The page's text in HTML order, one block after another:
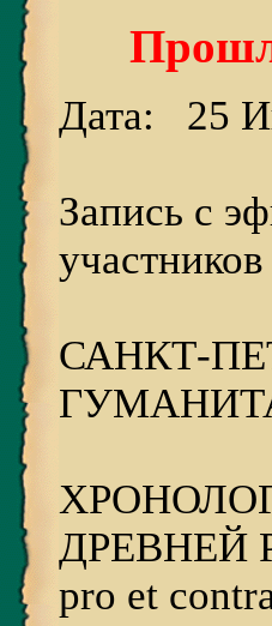
Дата: 25
Запись с
САНКТ-
ДРЕВНЕЙ
pro et